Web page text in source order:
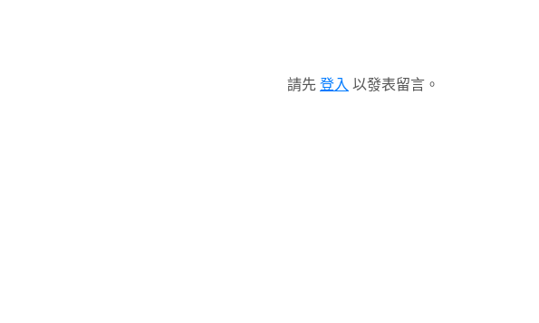
請先 登入 以發表留言。